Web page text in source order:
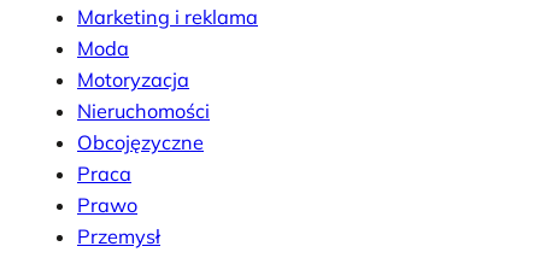
Marketing i reklama
Moda
Motoryzacja
Nieruchomości
Obcojęzyczne
Praca
Prawo
Przemysł